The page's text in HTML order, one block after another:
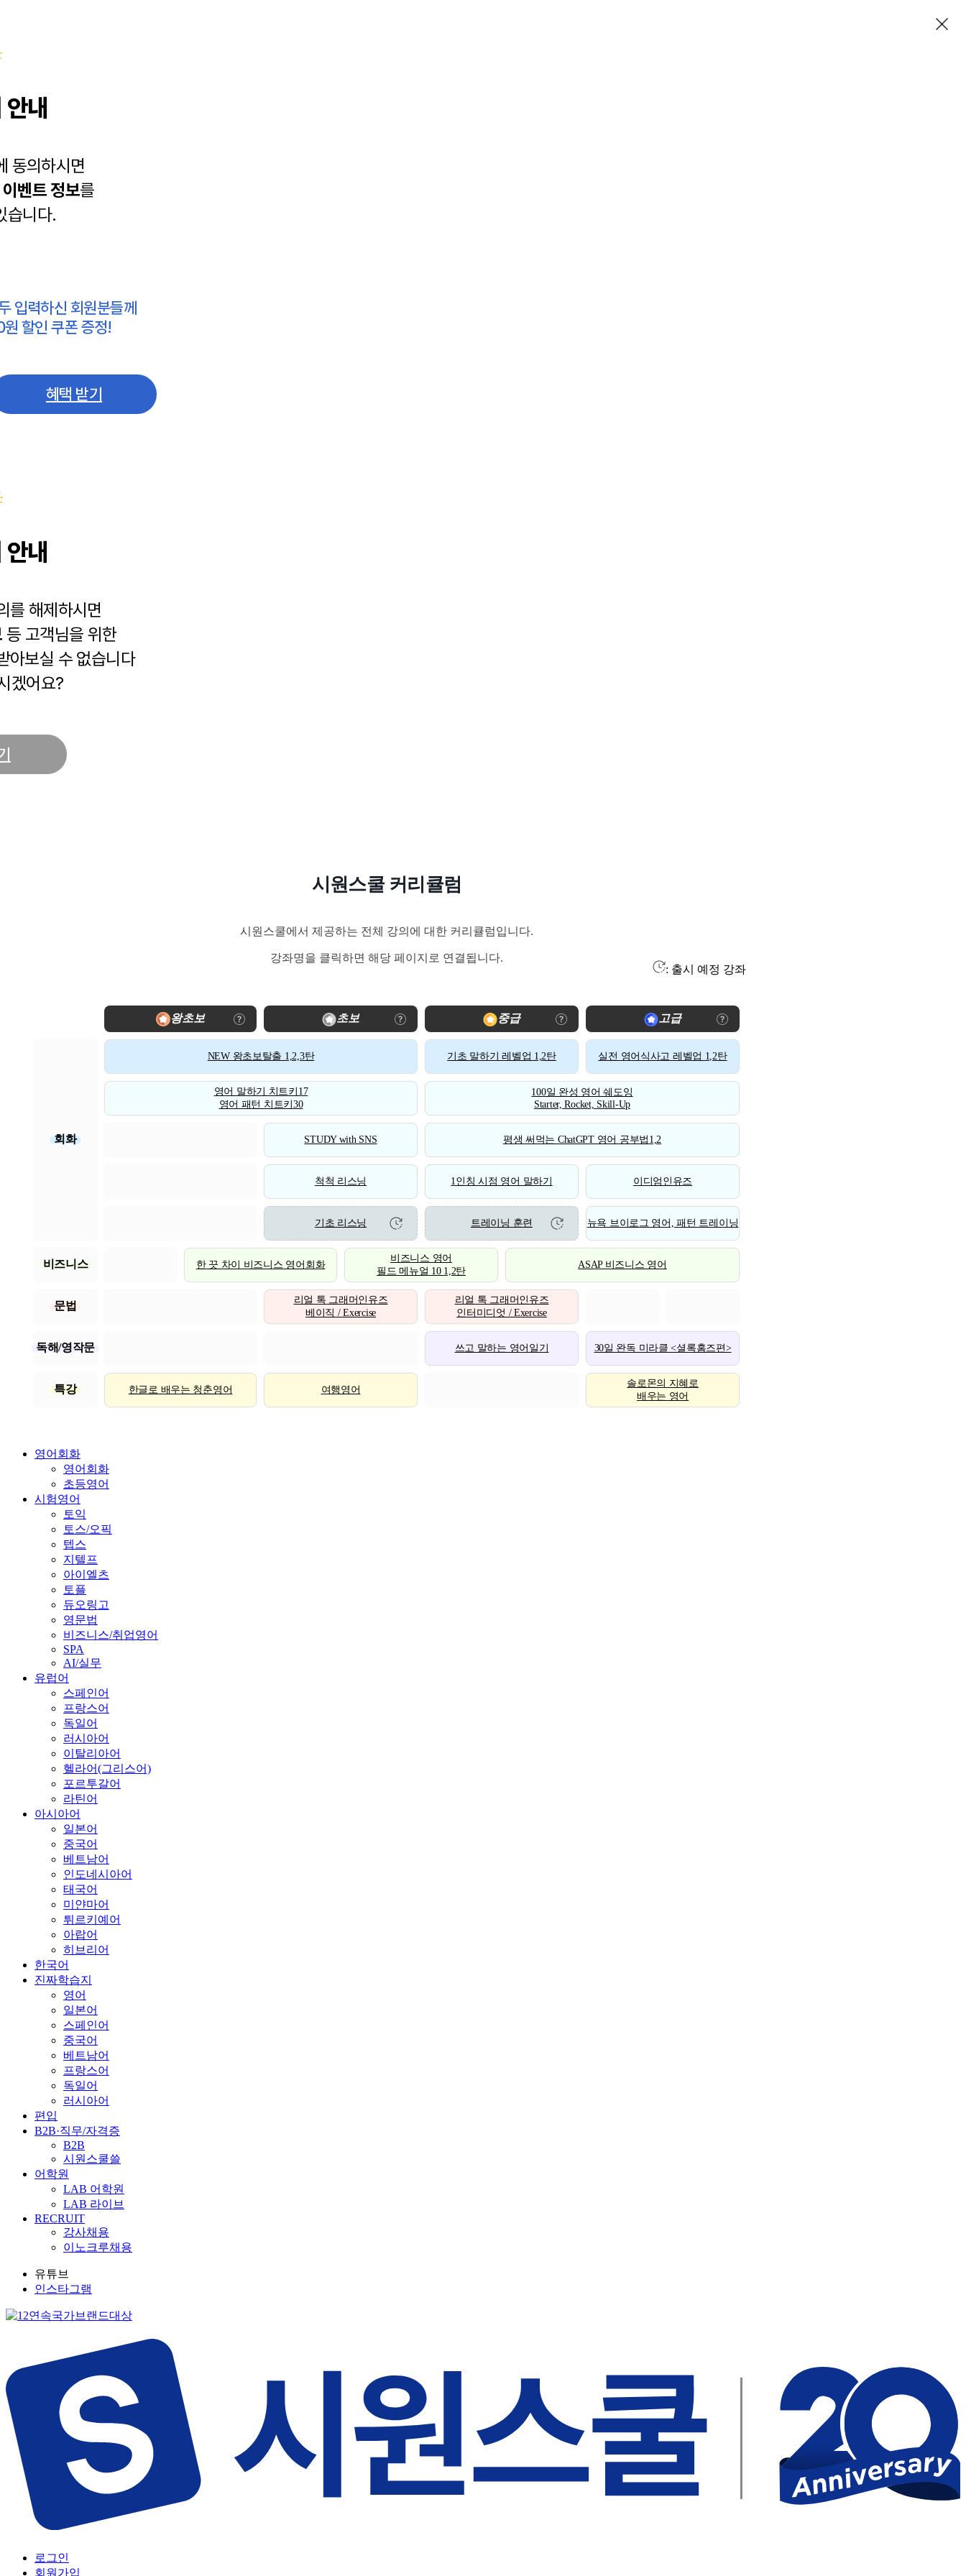
내
동의하시면
이벤트 정보를
습니다.
입력하신 회원분들께
할인 쿠폰 증정!
혜택 받기
내
를 해제하시면
등 고객님을 위한
아보실 수 없습니다
겠어요?
시원스쿨 커리큘럼
시원스쿨에서 제공하는 전체 강의에 대한 커리큘럼입니다.
강좌명을 클릭하면 해당 페이지로 연결됩니다.
: 출시 예정 강좌
왕초보 초보 중급 고급
회화
NEW 왕초보탈출 1,2,3탄 기초 말하기 레벨업 1,2탄 실전 영어식사고 레벨업 1,2탄
영어 말하기 치트키17
영어 패턴 치트키30
100일 완성 영어 쉐도잉
Starter, Rocket, Skill-Up
STUDY with SNS 평생 써먹는 ChatGPT 영어 공부법1,2
척척 리스닝 1인칭 시점 영어 말하기 이디엄인유즈
기초 리스닝 트레이닝 훈련 뉴욕 브이로그 영어, 패턴 트레이닝
비즈니스 한 끗 차이 비즈니스 영어회화
비즈니스 영어
필드 메뉴얼 10 1,2탄
ASAP 비즈니스 영어
문법
리얼 톡 그래머인유즈
베이직 / Exercise
리얼 톡 그래머인유즈
인터미디엇 / Exercise
독해/영작문 쓰고 말하는 영어일기 30일 완독 미라클 <셜록홈즈편>
특강 한글로 배우는 청춘영어 여행영어
솔로몬의 지혜로
배우는 영어
영어회화
영어회화
초등영어
시험영어
토익
토스/오픽
텝스
지텔프
아이엘츠
토플
듀오링고
영문법
비즈니스/취업영어
SPA
AI/실무
유럽어
스페인어
프랑스어
독일어
러시아어
이탈리아어
헬라어(그리스어)
포르투갈어
라틴어
아시아어
일본어
중국어
베트남어
인도네시아어
태국어
미얀마어
튀르키예어
아랍어
히브리어
한국어
진짜학습지
영어
일본어
스페인어
중국어
베트남어
프랑스어
독일어
러시아어
편입
B2B·직무/자격증
B2B
시원스쿨쓸
어학원
LAB 어학원
LAB 라이브
RECRUIT
강사채용
이노크루채용
유튜브
인스타그램
로그인
회원가입